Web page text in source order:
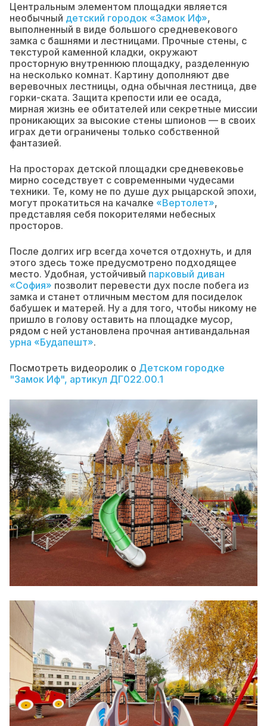
Центральным элементом площадки является
необычный детский городок «Замок Иф»,
выполненный в виде большого средневекового
замка с башнями и лестницами. Прочные стены, с
текстурой каменной кладки, окружают
просторную внутреннюю площадку, разделенную
на несколько комнат. Картину дополняют две
веревочных лестницы, одна обычная лестница, две
горки-ската. Защита крепости или ее осада,
мирная жизнь ее обитателей или секретные миссии
проникающих за высокие стены шпионов — в своих
играх дети ограничены только собственной
фантазией.
На просторах детской площадки средневековье
мирно соседствует с современными чудесами
техники. Те, кому не по душе дух рыцарской эпохи,
могут прокатиться на качалке «Вертолет»,
представляя себя покорителями небесных
просторов.
После долгих игр всегда хочется отдохнуть, и для
этого здесь тоже предусмотрено подходящее
место. Удобная, устойчивый парковый диван
«София» позволит перевести дух после побега из
замка и станет отличным местом для посиделок
бабушек и матерей. Ну а для того, чтобы никому не
пришло в голову оставить на площадке мусор,
рядом с ней установлена прочная антивандальная
урна «Будапешт».
Посмотреть видеоролик о Детском городке
"Замок Иф", артикул ДГ022.00.1